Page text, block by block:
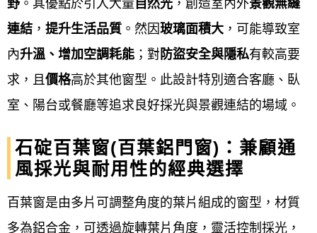
含：來電諮詢、到府丈量、設計規劃、報價簽約、備
料製作、現場安裝、驗收清潔，以及最後的售後保固
服務。 此流程確保從客戶需求到完工驗收，每個環節
都有專人負責與跟進，以提供客製化且符合需求的產
品與服務。
石碇鋁門窗服務流程細項
線上諮詢與初步評估 ：
透過電話、LINE 或線上表單與廠商聯繫，說
野。其優點於引入大量 自然光 ，創造室內外景觀無縫
連結 ， 提升生活品質 。然因玻璃面積大 ，可能導致室
內升溫、增加空調耗能 ；對防盜安全與隱私有較高要
求，且價格高於其他窗型。此設計特別適合客廳、臥
室、陽台或餐廳等追求良好採光與景觀連結的場域。
石碇百葉窗(百葉鋁門窗)：兼顧通
風採光與耐用性的經典選擇
百葉窗是由多片可調整角度的葉片組成的窗型，材質
多為鋁合金，可透過旋轉葉片角度，靈活控制採光，